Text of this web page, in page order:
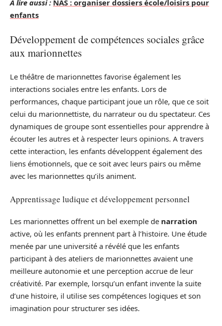
A lire aussi : NAS : organiser dossiers école/loisirs pour
enfants
Développement de compétences sociales grâce
aux marionnettes
Le théâtre de marionnettes favorise également les
interactions sociales entre les enfants. Lors de
performances, chaque participant joue un rôle, que ce soit
celui du marionnettiste, du narrateur ou du spectateur. Ces
dynamiques de groupe sont essentielles pour apprendre à
écouter les autres et à respecter leurs opinions. A travers
cette interaction, les enfants développent également des
liens émotionnels, que ce soit avec leurs pairs ou même
avec les marionnettes qu’ils animent.
Apprentissage ludique et développement personnel
Les marionnettes offrent un bel exemple de narration
active, où les enfants prennent part à l’histoire. Une étude
menée par une université a révélé que les enfants
participant à des ateliers de marionnettes avaient une
meilleure autonomie et une perception accrue de leur
créativité. Par exemple, lorsqu’un enfant invente la suite
d’une histoire, il utilise ses compétences logiques et son
imagination pour structurer ses idées.